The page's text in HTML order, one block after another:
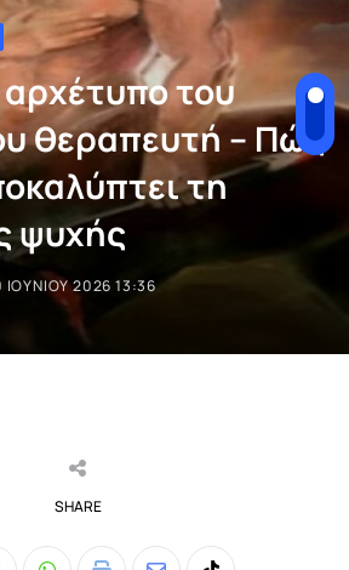
του
θεραπευτή – Πώς
τη
ψυχής
ΙΟΥΝΊΟΥ 2026 13:36
SHARE